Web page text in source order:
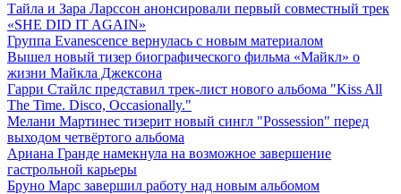
Тайла и Зара Ларссон анонсировали первый совместный трек
«SHE DID IT AGAIN»
Группа Evanescence вернулась с новым материалом
Вышел новый тизер биографического фильма «Майкл» о
жизни Майкла Джексона
Гарри Стайлс представил трек-лист нового альбома "Kiss All
The Time. Disco, Occasionally."
Мелани Мартинес тизерит новый сингл "Possession" перед
выходом четвёртого альбома
Ариана Гранде намекнула на возможное завершение
гастрольной карьеры
Бруно Марс завершил работу над новым альбомом